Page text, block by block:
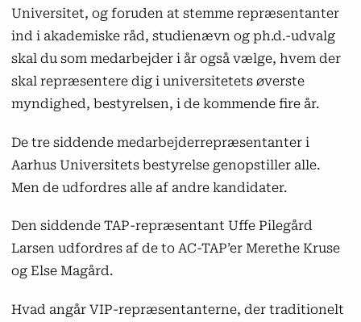
Bestyrelsen
Akademisk Råd
Studienævn
Ph.d.-udvalg
TAP-medarbejdere skal vælge
repræsentanter til:
Akademisk Råd (observatørpost)
Ph.d.-studerende skal vælge
Universitet, og foruden at stemme repræsentanter
ind i akademiske råd, studienævn og ph.d.-udvalg
skal du som medarbejder i år også vælge, hvem der
skal repræsentere dig i universitetets øverste
myndighed, bestyrelsen, i de kommende fire år.
De tre siddende medarbejderrepræsentanter i
Aarhus Universitets bestyrelse genopstiller alle.
Men de udfordres alle af andre kandidater.
Den siddende TAP-repræsentant Uffe Pilegård
Larsen udfordres af de to AC-TAP’er Merethe Kruse
og Else Magård.
Hvad angår VIP-repræsentanterne, der traditionelt